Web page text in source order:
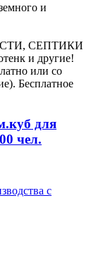
и
СЕПТИКИ
и другие!
или со
Бесплатное
для
чел.
с